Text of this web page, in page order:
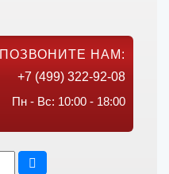
ПОЗВОНИТЕ НАМ:
+7 (499) 322-92-08
Пн - Вс: 10:00 - 18:00